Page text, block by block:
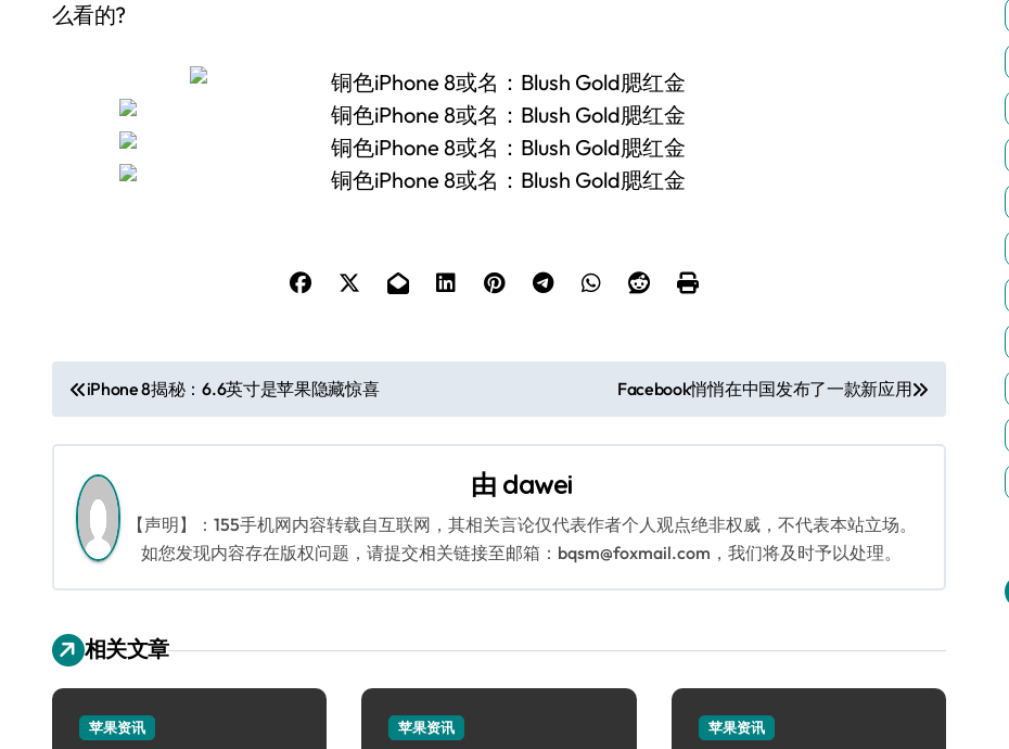
么看的?
文
章
导
航
iPhone 8揭秘：6.6英寸是苹果隐藏惊喜 Facebook悄悄在中国发布了一款新应用
由 dawei
【声明】：155手机网内容转载自互联网，其相关言论仅代表作者个人观点绝非权威，不代表本站立场。
如您发现内容存在版权问题，请提交相关链接至邮箱：bqsm@foxmail.com，我们将及时予以处理。
相关文章
苹果资讯 苹果资讯 苹果资讯